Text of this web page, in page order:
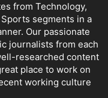
from Technology,
segments in a
Our passionate
journalists from each
researched content
place to work on
working culture